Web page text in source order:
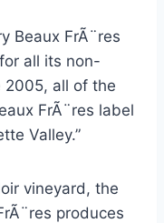
Beaux FrÃ¨res
all its non-
2005, all of the
FrÃ¨res label
Valley.”
vineyard, the
produces